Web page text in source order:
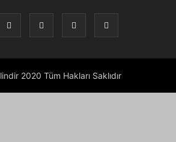
2020 Tüm Hakları Saklıdır